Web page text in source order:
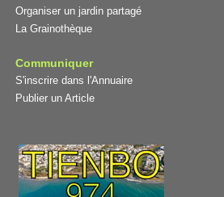
Organiser un jardin partagé
La Grainothèque
Communiquer
S'inscrire dans l'Annuaire
Publier un Article